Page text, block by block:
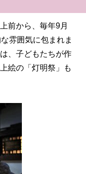
前から、毎年9月
雰囲気に包まれま
、子どもたちが作
絵の「灯明祭」も